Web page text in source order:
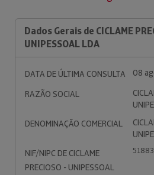
Dados Gerais de CICLAME
UNIPESSOAL LDA
DATA DE ÚLTIMA CONSULTA
08
RAZÃO SOCIAL
DENOMINAÇÃO COMERCIAL
NIF/NIPC DE CICLAME
PRECIOSO - UNIPESSOAL